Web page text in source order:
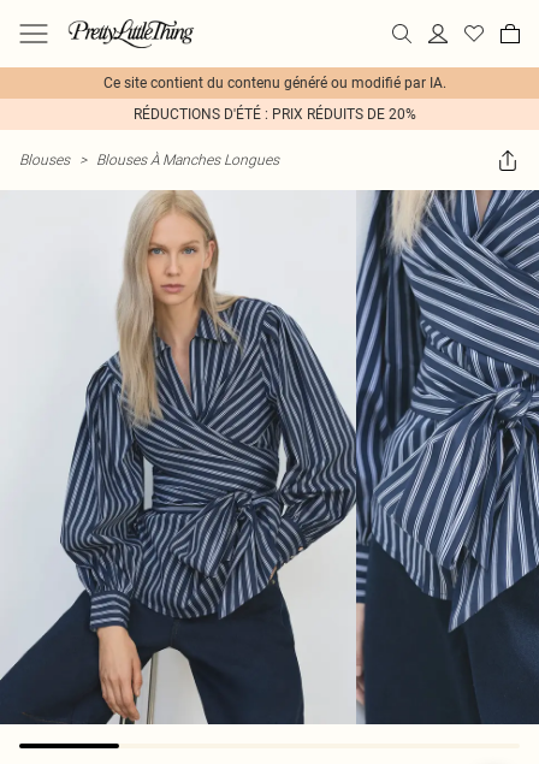
Ce site contient du contenu généré ou modifié par IA.
RÉDUCTIONS D'ÉTÉ : PRIX RÉDUITS DE 20%
Blouses > Blouses À Manches Longues